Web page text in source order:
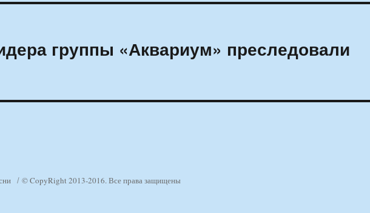
группы «Аквариум» преследовали
© CopyRight 2013-2016. Все права защищены